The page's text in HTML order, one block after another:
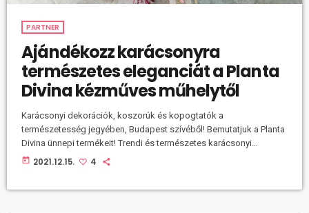
PARTNER
Ajándékozz karácsonyra
természetes eleganciát a Planta
Divina kézműves műhelytől
Karácsonyi dekorációk, koszorúk és kopogtatók a
természetesség jegyében, Budapest szívéből! Bemutatjuk a Planta
Divina ünnepi termékeit! Trendi és természetes karácsonyi
ajándékok a fenntartható ünnepekért Itt az ideje nagyobb
today 2021.12.15. 4